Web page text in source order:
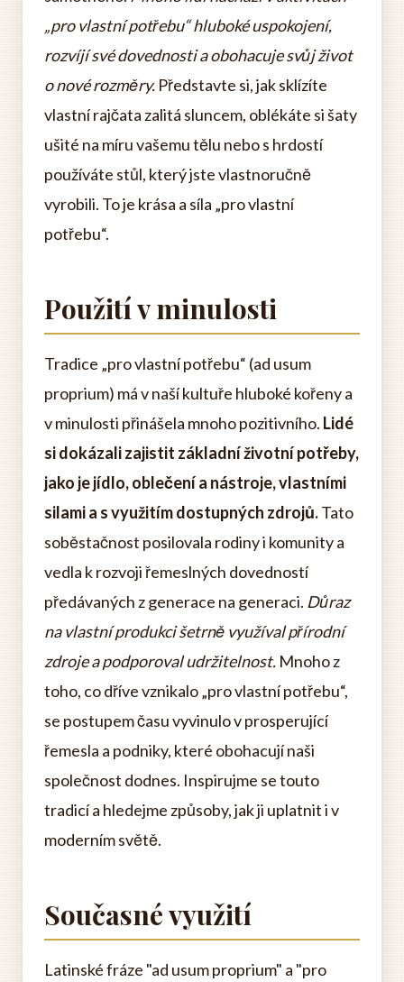
„pro vlastní potřebu“ hluboké uspokojení,
rozvíjí své dovednosti a obohacuje svůj život
o nové rozměry. Představte si, jak sklízíte
vlastní rajčata zalitá sluncem, oblékáte si šaty
ušité na míru vašemu tělu nebo s hrdostí
používáte stůl, který jste vlastnoručně
vyrobili. To je krása a síla „pro vlastní
potřebu“.
Použití v minulosti
Tradice „pro vlastní potřebu“ (ad usum
proprium) má v naší kultuře hluboké kořeny a
v minulosti přinášela mnoho pozitivního. Lidé
si dokázali zajistit základní životní potřeby,
jako je jídlo, oblečení a nástroje, vlastními
silami a s využitím dostupných zdrojů.Tato
soběstačnost posilovala rodiny i komunity a
vedla k rozvoji řemeslných dovedností
předávaných z generace na generaci. Důraz
na vlastní produkci šetrně využíval přírodní
zdroje a podporoval udržitelnost. Mnoho z
toho, co dříve vznikalo „pro vlastní potřebu“,
se postupem času vyvinulo v prosperující
řemesla a podniky, které obohacují naši
společnost dodnes. Inspirujme se touto
tradicí a hledejme způsoby, jak ji uplatnit i v
moderním světě.
Současné využití
Latinské fráze "ad usum proprium" a "pro